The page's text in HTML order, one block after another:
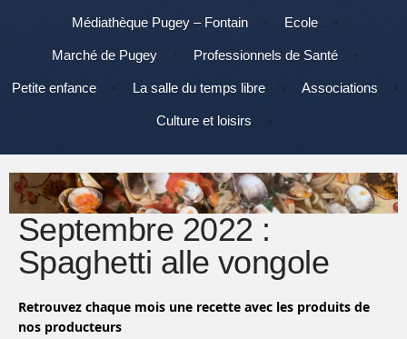
Médiathèque Pugey – Fontain Ecole
Marché de Pugey Professionnels de Santé
Petite enfance La salle du temps libre Associations
Culture et loisirs
Septembre 2022 :
Spaghetti alle vongole
Retrouvez chaque mois une recette avec les produits de
nos producteurs